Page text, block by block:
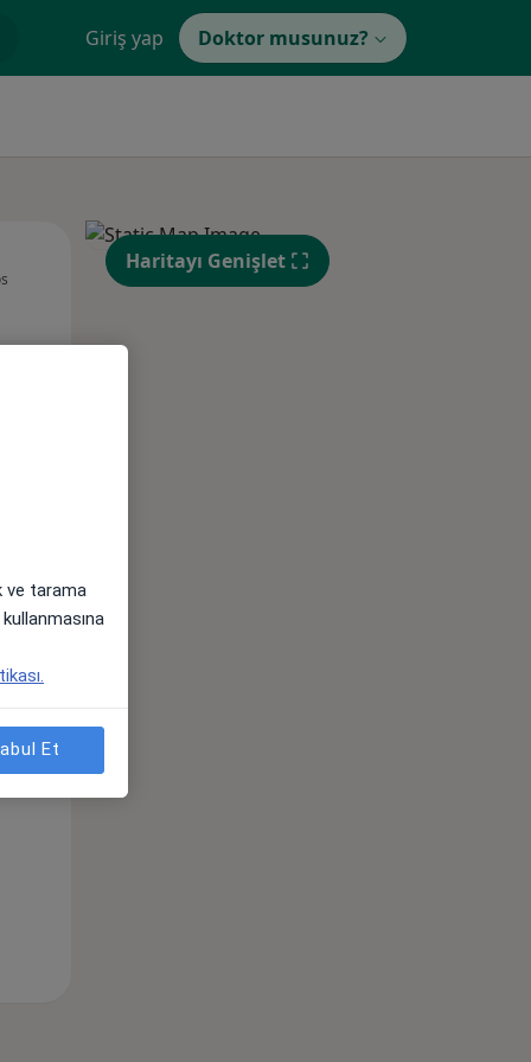
Giriş yap Doktor musunuz?
11 Ağustos
Çar,
12 Ağustos
Per,
13 Ağustos
Sal,
Haritayı Genişlet
ve tarama
Et